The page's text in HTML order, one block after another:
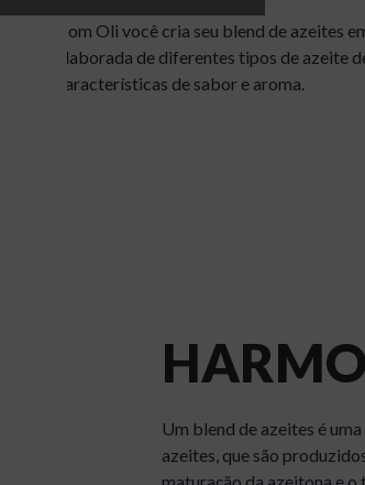
ajuda do funil. Agite suavemente.
Com Oli você cria seu blend de azeites
elaborada de diferentes tipos de azeite
características de sabor e aroma.
Um blend de azeites é
azeites, que são